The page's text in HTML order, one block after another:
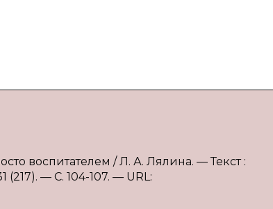
воспитателем / Л. А. Лялина. — Текст :
— С. 104-107. — URL: